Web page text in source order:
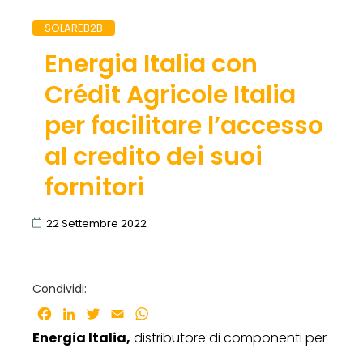
SOLAREB2B
Energia Italia con
Crédit Agricole Italia
per facilitare l’accesso
al credito dei suoi
fornitori
22 Settembre 2022
Condividi:
Facebook
LinkedInTwitter
Email
Energia Italia, distributore di componenti per